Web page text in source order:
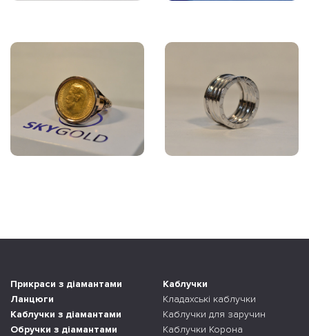
Прикраси з діамантами
Ланцюги
Каблучки з діамантами
Обручки з діамантами
Каблучки
Кладахські каблучки
Каблучки для заручин
Каблучки Корона